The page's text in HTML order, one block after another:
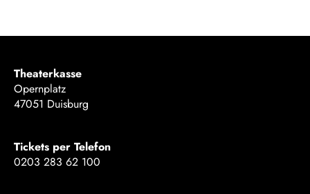
Theaterkasse
Opernplatz
47051 Duisburg
Tickets per Telefon
0203 283 62 100